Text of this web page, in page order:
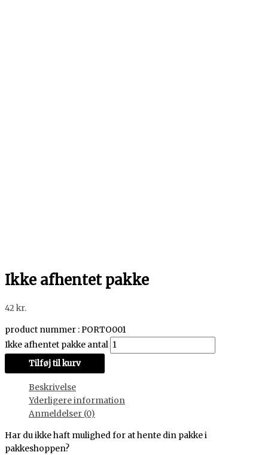
Ikke afhentet pakke
42 kr.
product nummer : PORTO001
Ikke afhentet pakke antal
Tilføj til kurv
Beskrivelse
Yderligere information
Anmeldelser (0)
Har du ikke haft mulighed for at hente din pakke i
pakkeshoppen?